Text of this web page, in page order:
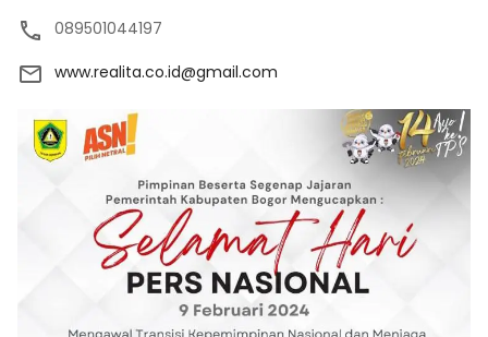
089501044197
www.realita.co.id@gmail.com